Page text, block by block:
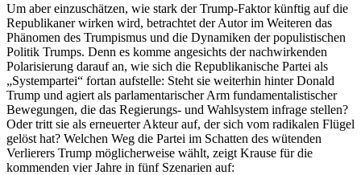
Um aber einzuschätzen, wie stark der Trump-Faktor künftig auf die
Republikaner wirken wird, betrachtet der Autor im Weiteren das
Phänomen des Trumpismus und die Dynamiken der populistischen
Politik Trumps. Denn es komme angesichts der nachwirkenden
Polarisierung darauf an, wie sich die Republikanische Partei als
„Systempartei“ fortan aufstelle: Steht sie weiterhin hinter Donald
Trump und agiert als parlamentarischer Arm fundamentalistischer
Bewegungen, die das Regierungs- und Wahlsystem infrage stellen?
Oder tritt sie als erneuerter Akteur auf, der sich vom radikalen Flügel
gelöst hat? Welchen Weg die Partei im Schatten des wütenden
Verlierers Trump möglicherweise wählt, zeigt Krause für die
kommenden vier Jahre in fünf Szenarien auf: